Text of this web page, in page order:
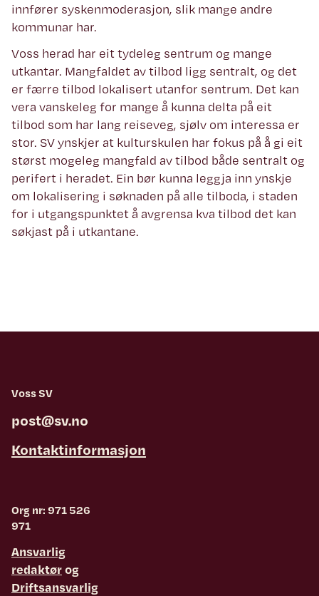
innfører syskenmoderasjon, slik mange andre
kommunar har.
Voss herad har eit tydeleg sentrum og mange
utkantar. Mangfaldet av tilbod ligg sentralt, og det
er færre tilbod lokalisert utanfor sentrum. Det kan
vera vanskeleg for mange å kunna delta på eit
tilbod som har lang reiseveg, sjølv om interessa er
stor. SV ynskjer at kulturskulen har fokus på å gi eit
størst mogeleg mangfald av tilbod både sentralt og
perifert i heradet. Ein bør kunna leggja inn ynskje
om lokalisering i søknaden på alle tilboda, i staden
for i utgangspunktet å avgrensa kva tilbod det kan
søkjast på i utkantane.
Voss SV
post@sv.no
Kontaktinformasjon
Org nr: 971 526
971
Ansvarlig
redaktørog
Driftsansvarlig